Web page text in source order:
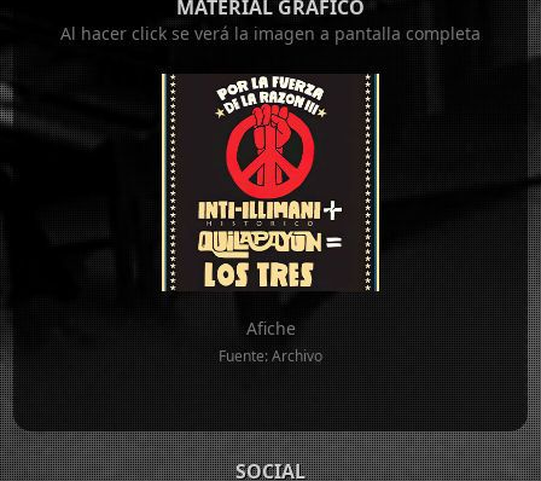
MATERIAL GRÁFICO
Al hacer click se verá la imagen a pantalla completa
Afiche
Fuente: Archivo
SOCIAL